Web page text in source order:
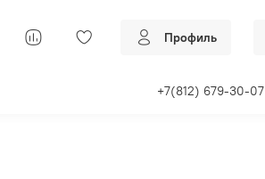
Профиль
+7(812) 679-30-07